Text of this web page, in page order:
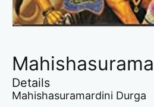
Details
Mahishasuramardini Durga